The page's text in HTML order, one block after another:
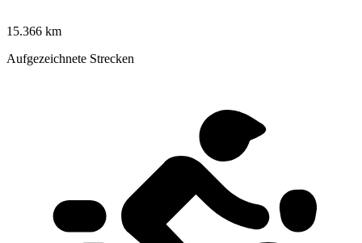
15.366 km
Aufgezeichnete Strecken